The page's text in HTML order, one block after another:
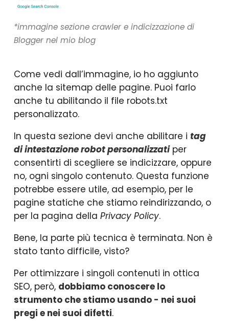
*immagine sezione crawler e indicizzazione di
Blogger nel mio blog
Come vedi dall’immagine, io ho aggiunto
anche la sitemap delle pagine. Puoi farlo
anche tu abilitando il file robots.txt
personalizzato.
In questa sezione devi anche abilitare i tag
di intestazione robot personalizzatiper
consentirti di scegliere se indicizzare, oppure
no, ogni singolo contenuto. Questa funzione
potrebbe essere utile, ad esempio, per le
pagine statiche che stiamo reindirizzando, o
per la pagina della Privacy Policy.
Bene, la parte più tecnica è terminata. Non è
stato tanto difficile, visto?
Per ottimizzare i singoli contenuti in ottica
SEO, però, dobbiamo conoscere lo
strumento che stiamo usando - nei suoi
pregi e nei suoi difetti.